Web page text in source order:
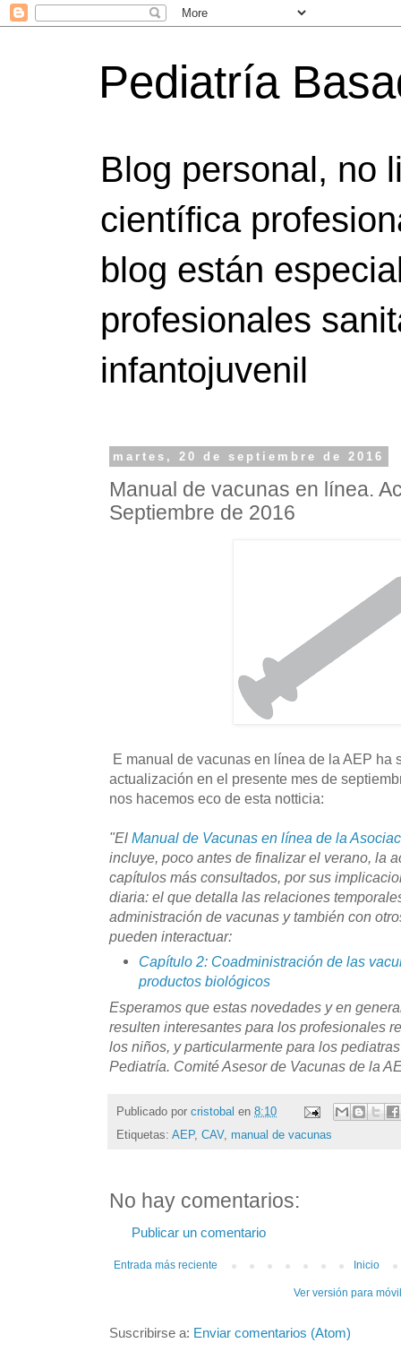
Pediatría
Blog personal, no
científica
blog están
profesionales
infantojuvenil
martes, 20 de septiembre de 2016
Manual de vacunas en línea.
Septiembre de 2016
E manual de vacunas en línea de la AEP ha
actualización en el presente mes de
nos hacemos eco de esta notticia:
"El Manual de Vacunas en línea de la
incluye, poco antes de finalizar el verano, la
capítulos más consultados, por sus
diaria: el que detalla las relaciones
administración de vacunas y también con
pueden interactuar:
Capítulo 2: Coadministración de las
productos biológicos
Esperamos que estas novedades y en
resulten interesantes para los profesionales
los niños, y particularmente para los
Pediatría. Comité Asesor de Vacunas de la
Publicado por cristobal en 8:10
Etiquetas: AEP, CAV, manual de vacunas
No hay comentarios:
Publicar un comentario
Entrada más reciente Inicio
Ver versión para
Suscribirse a: Enviar comentarios (Atom)